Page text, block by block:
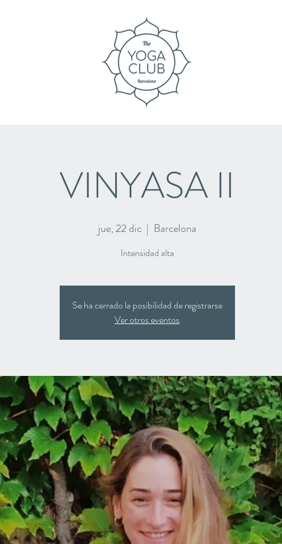
VINYASA II
jue, 22 dic
  |
Barcelona
Intensidad alta
Se ha cerrado la posibilidad de registrarse
Ver otros eventos